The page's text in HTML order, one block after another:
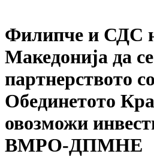
Филипче и СДС
Македонија да
партнерството со
Обединетото
овозможи
ВМРО-ДПМНЕ